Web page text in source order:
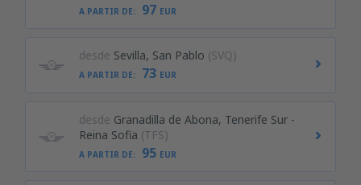
A PARTIR DE: 97 EUR
desde Sevilla, San Pablo (SVQ)
A PARTIR DE: 73 EUR
desde Granadilla de Abona, Tenerife Sur -
Reina Sofia (TFS)
A PARTIR DE: 95 EUR